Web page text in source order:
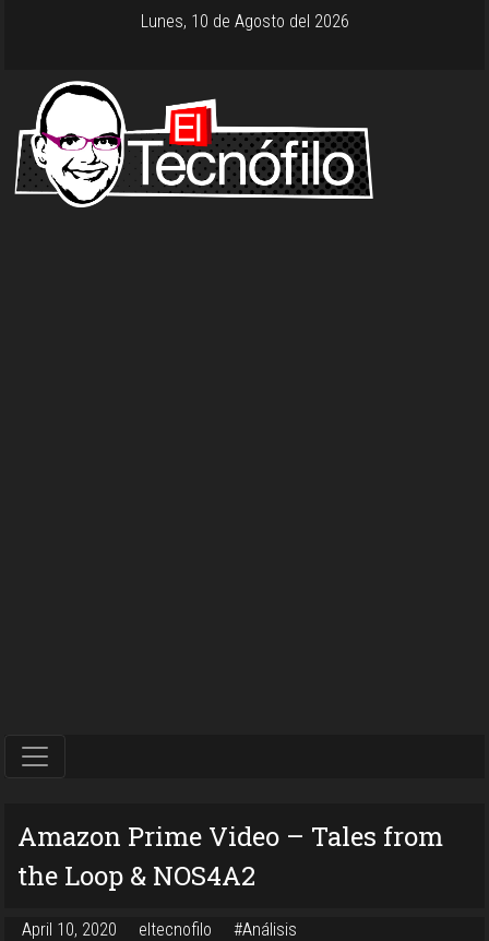
Lunes, 10 de Agosto del 2026
Amazon Prime Video – Tales from
the Loop & NOS4A2
April 10, 2020 eltecnofilo #Análisis